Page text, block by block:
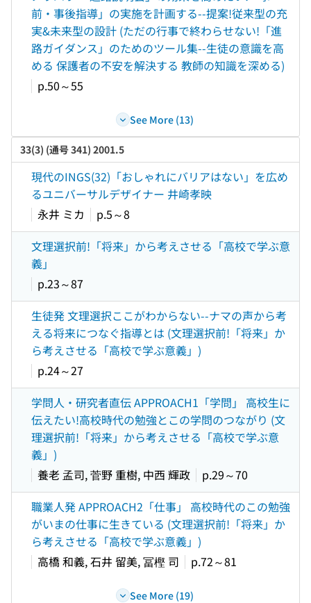
前・事後指導」の実施を計画する--提案!従来型の充
実&未来型の設計 (ただの行事で終わらせない!「進
路ガイダンス」のためのツール集--生徒の意識を高
める 保護者の不安を解決する 教師の知識を深める)
p.50～55
See More (13)
33(3) (通号 341) 2001.5
現代のINGS(32)「おしゃれにバリアはない」を広め
るユニバーサルデザイナー 井崎孝映
永井 ミカ
p.5～8
文理選択前!「将来」から考えさせる「高校で学ぶ意
義」
p.23～87
生徒発 文理選択ここがわからない--ナマの声から考
える将来につなぐ指導とは (文理選択前!「将来」か
ら考えさせる「高校で学ぶ意義」)
p.24～27
学問人・研究者直伝 APPROACH1「学問」 高校生に
伝えたい!高校時代の勉強とこの学問のつながり (文
理選択前!「将来」から考えさせる「高校で学ぶ意
義」)
養老 孟司, 菅野 重樹, 中西 輝政
p.29～70
職業人発 APPROACH2「仕事」 高校時代のこの勉強
がいまの仕事に生きている (文理選択前!「将来」か
ら考えさせる「高校で学ぶ意義」)
高橋 和義, 石井 留美, 冨樫 司
p.72～81
See More (19)